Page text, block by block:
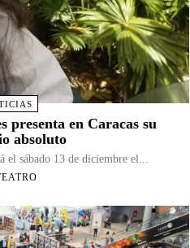
presenta en Caracas su
absoluto
el sábado 13 de diciembre el...